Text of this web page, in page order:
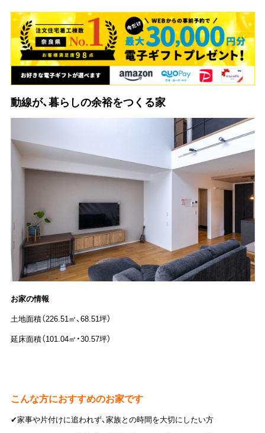
動線が、暮らしの余裕をつくる家
お家の情報
土地面積（226.51㎡、68.51坪）
延床面積（101.04㎡・30.57坪）
こんな方におすすめのお家です
✔家事や片付けに追われず、家族との時間を大切にしたい方